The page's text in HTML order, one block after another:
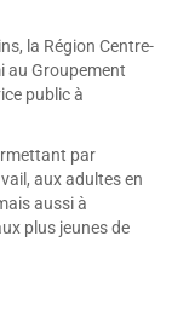
la Région Centre-
au Groupement
public à
par
aux adultes en
aussi à
plus jeunes de